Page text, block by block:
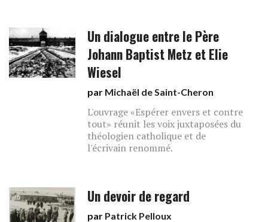
Un dialogue entre le Père
Johann Baptist Metz et Elie
Wiesel
par Michaël de Saint-Cheron
L'ouvrage «Espérer envers et contre
tout» réunit les voix juxtaposées du
théologien catholique et de
l'écrivain renommé.
Un devoir de regard
par Patrick Pelloux